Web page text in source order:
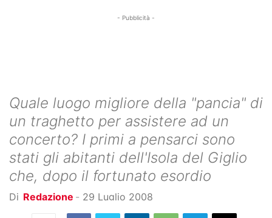
- Pubblicità -
Quale luogo migliore della "pancia" di
un traghetto per assistere ad un
concerto? I primi a pensarci sono
stati gli abitanti dell'Isola del Giglio
che, dopo il fortunato esordio
Di Redazione - 29 Luglio 2008